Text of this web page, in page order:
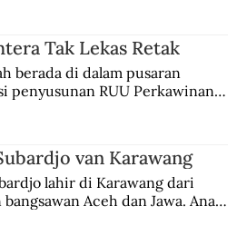
Tak Lekas Retak
berada di dalam pusaran
penyusunan RUU Perkawinan.
van Karawang
lahir di Karawang dari
Aceh dan Jawa. Anak